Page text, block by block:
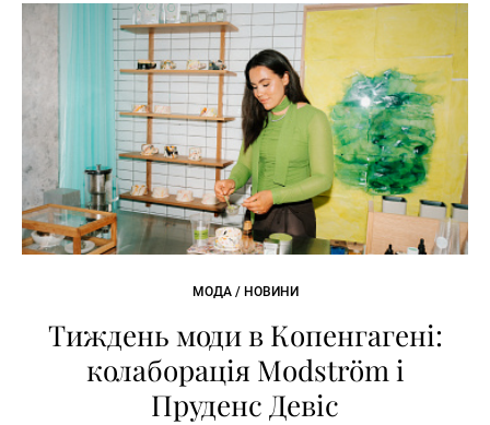
МОДА / НОВИНИ
Тиждень моди в Копенгагені:
колаборація Modström і
Пруденс Девіс